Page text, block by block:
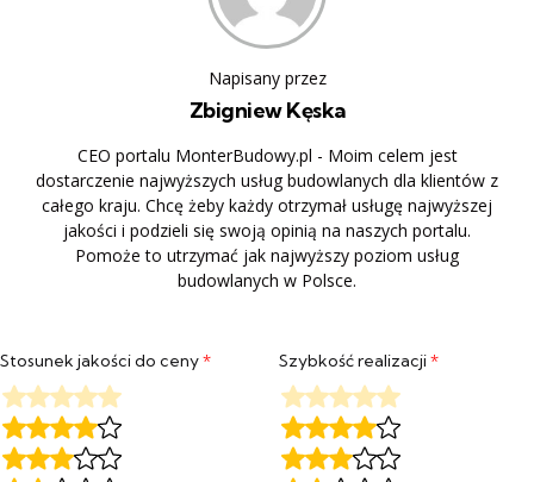
Napisany przez
Zbigniew Kęska
CEO portalu MonterBudowy.pl - Moim celem jest
dostarczenie najwyższych usług budowlanych dla klientów z
całego kraju. Chcę żeby każdy otrzymał usługę najwyższej
jakości i podzieli się swoją opinią na naszych portalu.
Pomoże to utrzymać jak najwyższy poziom usług
budowlanych w Polsce.
Stosunek jakości do ceny* Szybkość realizacji*